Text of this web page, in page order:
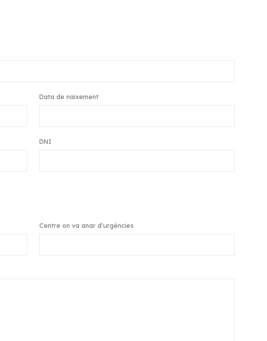
Data de naixement
DNI
Centre on va anar d'urgències